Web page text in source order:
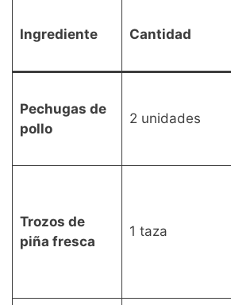
Ingrediente Cantidad
Pechugas de
pollo
2 unidades
Trozos de
piña fresca
1 taza